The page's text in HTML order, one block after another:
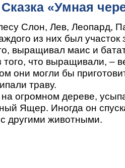
Сказка «Умная
Слон, Лев, Леопард,
из них был
выращивал маис и
того, что выращивали, –
они могли бы
траву.
на огромном дереве,
Ящер. Иногда он
другими животными.